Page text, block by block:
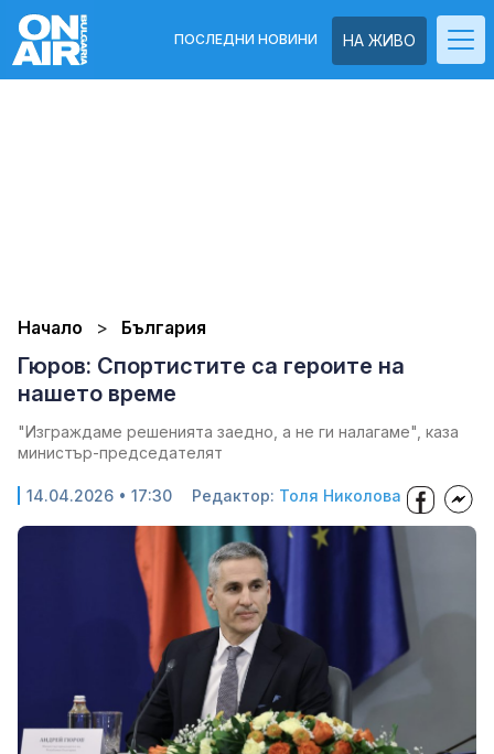
НА ЖИВО
ПОСЛЕДНИ НОВИНИ
Начало България
Гюров: Спортистите са героите на
нашето време
"Изграждаме решенията заедно, а не ги налагаме", каза
министър-председателят
14.04.2026 • 17:30 Редактор: Толя Николова